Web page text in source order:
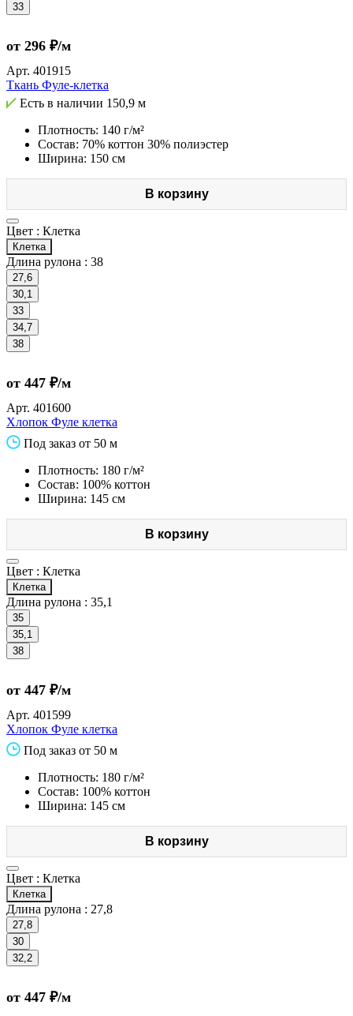
33
от 296 ₽/м
Арт. 401915
Ткань Фуле-клетка
Есть в наличии 150,9 м
Плотность: 140 г/м²
Состав: 70% коттон 30% полиэстер
Ширина: 150 см
В корзину
Цвет : Клетка
Клетка
Длина рулона : 38
27,6
30,1
33
34,7
38
от 447 ₽/м
Арт. 401600
Хлопок Фуле клетка
Под заказ от 50 м
Плотность: 180 г/м²
Состав: 100% коттон
Ширина: 145 см
В корзину
Цвет : Клетка
Клетка
Длина рулона : 35,1
35
35,1
38
от 447 ₽/м
Арт. 401599
Хлопок Фуле клетка
Под заказ от 50 м
Плотность: 180 г/м²
Состав: 100% коттон
Ширина: 145 см
В корзину
Цвет : Клетка
Клетка
Длина рулона : 27,8
27,8
30
32,2
от 447 ₽/м